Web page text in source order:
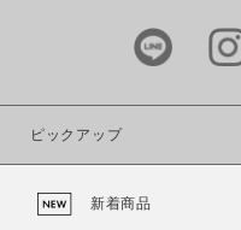
カラー
ピックアップ
新着商品